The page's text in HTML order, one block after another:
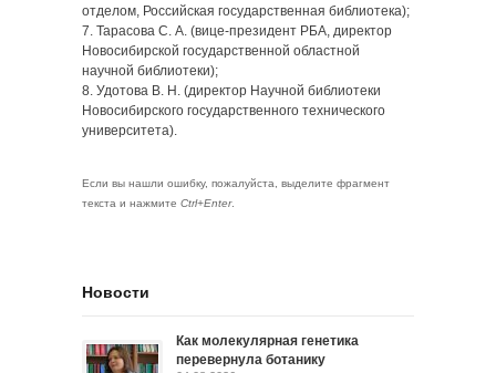
отделом, Российская государственная библиотека);
7. Тарасова С. А. (вице-президент РБА, директор
Новосибирской государственной областной
научной библиотеки);
8. Удотова В. Н. (директор Научной библиотеки
Новосибирского государственного технического
университета).
Если вы нашли ошибку, пожалуйста, выделите фрагмент
текста и нажмите Ctrl+Enter.
Новости
Как молекулярная генетика
перевернула ботанику